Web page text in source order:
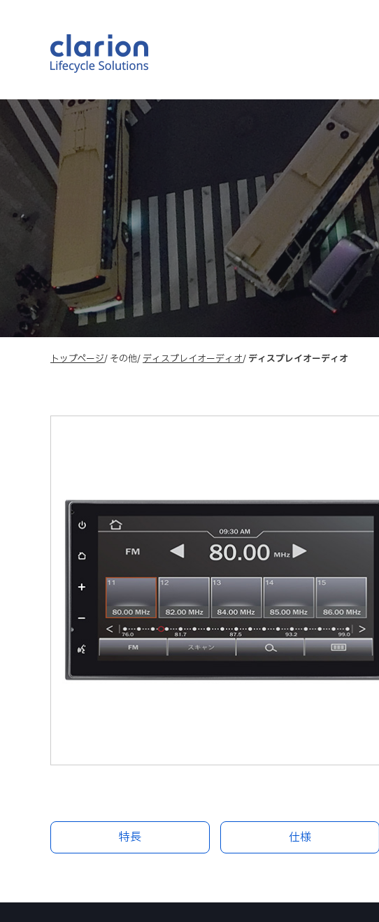
トップページ その他 ディスプレイオーディオ ディスプレイオーディオ
特長 仕様